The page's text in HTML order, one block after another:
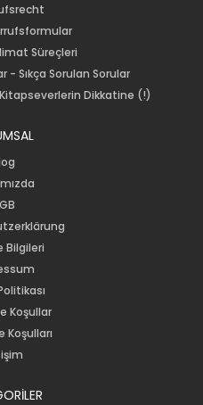
Süreçleri
- Sıkça Sorulan Sorular
Dikkatine (!)
Bilgileri
Koşullar
Koşulları